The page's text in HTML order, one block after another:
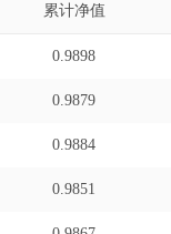
累计净值
0.9898
0.9879
0.9884
0.9851